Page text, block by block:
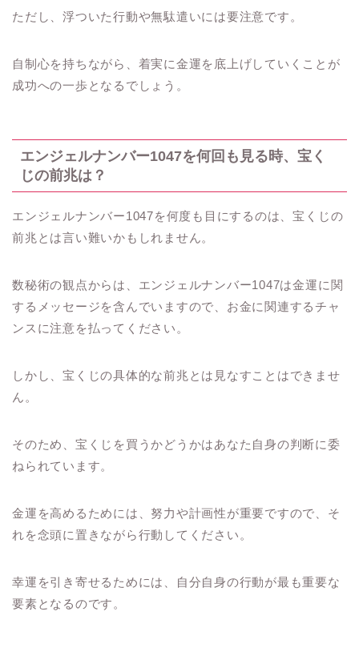
ただし、浮ついた行動や無駄遣いには要注意です。
自制心を持ちながら、着実に金運を底上げしていくことが
成功への一歩となるでしょう。
エンジェルナンバー1047を何回も見る時、宝く
じの前兆は？
エンジェルナンバー1047を何度も目にするのは、宝くじの
前兆とは言い難いかもしれません。
数秘術の観点からは、エンジェルナンバー1047は金運に関
するメッセージを含んでいますので、お金に関連するチャ
ンスに注意を払ってください。
しかし、宝くじの具体的な前兆とは見なすことはできませ
ん。
そのため、宝くじを買うかどうかはあなた自身の判断に委
ねられています。
金運を高めるためには、努力や計画性が重要ですので、そ
れを念頭に置きながら行動してください。
幸運を引き寄せるためには、自分自身の行動が最も重要な
要素となるのです。